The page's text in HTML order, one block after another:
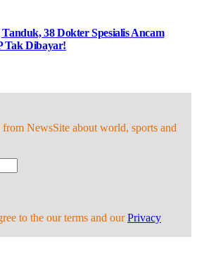
38 Dokter Spesialis Ancam
Tak Dibayar!
from NewsSite about world, sports and
to the our terms and ourPrivacy